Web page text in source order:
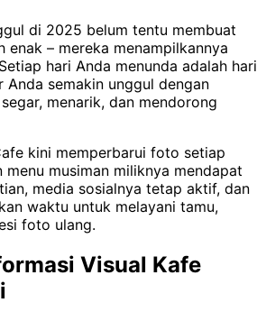
di 2025 belum tentu membuat
enak – mereka menampilkannya
hari Anda menunda adalah hari
semakin unggul dengan
menarik, dan mendorong
kini memperbarui foto setiap
menu musiman miliknya mendapat
media sosialnya tetap aktif, dan
waktu untuk melayani tamu,
foto ulang.
Visual Kafe